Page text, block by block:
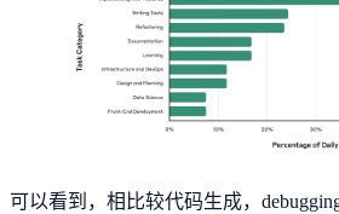
可以看到，相比较代码生成，